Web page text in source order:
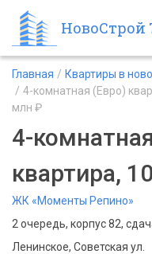
НовоСтрой
Главная Квартиры в
4-комнатная (Евро)
млн ₽
4-
квартира,
ЖК «Моменты Репино»
2 очередь, корпус 82,
Ленинское, Советская ул.